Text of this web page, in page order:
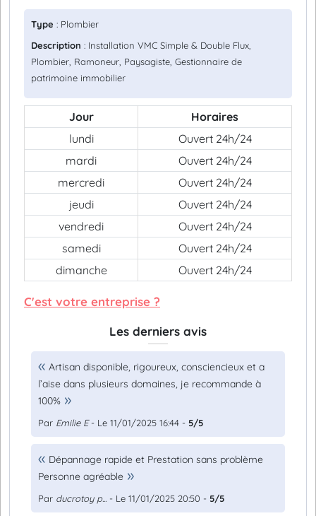
Type : Plombier
Description : Installation VMC Simple & Double Flux,
Plombier, Ramoneur, Paysagiste, Gestionnaire de
patrimoine immobilier
Jour
Horaires
lundi
Ouvert 24h/24
mardi
Ouvert 24h/24
mercredi
Ouvert 24h/24
jeudi
Ouvert 24h/24
vendredi
Ouvert 24h/24
samedi
Ouvert 24h/24
dimanche
Ouvert 24h/24
C'est votre entreprise ?
Les derniers avis
Artisan disponible, rigoureux, consciencieux et a
l’aise dans plusieurs domaines, je recommande à
100%
Par Emilie E- Le 11/01/2025 16:44 - 5/5
Dépannage rapide et Prestation sans problème
Personne agréable
Par ducrotoy p... - Le 11/01/2025 20:50 - 5/5